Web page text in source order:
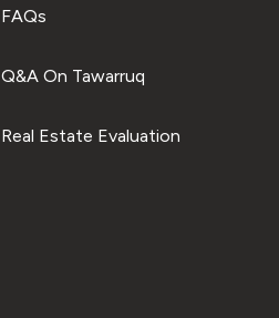
FAQs
Q&A On Tawarruq
Real Estate Evaluation